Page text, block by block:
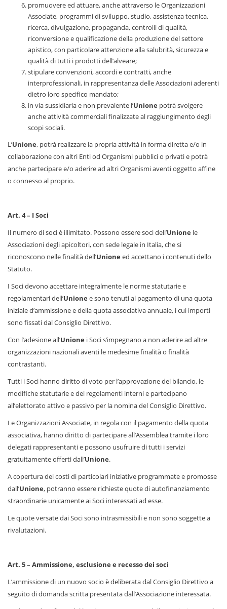
promuovere ed attuare, anche attraverso le Organizzazioni
Associate, programmi di sviluppo, studio, assistenza tecnica,
ricerca, divulgazione, propaganda, controlli di qualità,
riconversione e qualificazione della produzione del settore
apistico, con particolare attenzione alla salubrità, sicurezza e
qualità di tutti i prodotti dell’alveare;
stipulare convenzioni, accordi e contratti, anche
interprofessionali, in rappresentanza delle Associazioni aderenti
dietro loro specifico mandato;
in via sussidiaria e non prevalente l’Unione potrà svolgere
anche attività commerciali finalizzate al raggiungimento degli
scopi sociali.
L’Unione, potrà realizzare la propria attività in forma diretta e/o in
collaborazione con altri Enti od Organismi pubblici o privati e potrà
anche partecipare e/o aderire ad altri Organismi aventi oggetto affine
o connesso al proprio.
Art. 4 – I Soci
Il numero di soci è illimitato. Possono essere soci dell’Unione le
Associazioni degli apicoltori, con sede legale in Italia, che si
riconoscono nelle finalità dell’Unione ed accettano i contenuti dello
Statuto.
I Soci devono accettare integralmente le norme statutarie e
regolamentari dell’Unione e sono tenuti al pagamento di una quota
iniziale d’ammissione e della quota associativa annuale, i cui importi
sono fissati dal Consiglio Direttivo.
Con l’adesione all’Unione i Soci s’impegnano a non aderire ad altre
organizzazioni nazionali aventi le medesime finalità o finalità
contrastanti.
Tutti i Soci hanno diritto di voto per l’approvazione del bilancio, le
modifiche statutarie e dei regolamenti interni e partecipano
all’elettorato attivo e passivo per la nomina del Consiglio Direttivo.
Le Organizzazioni Associate, in regola con il pagamento della quota
associativa, hanno diritto di partecipare all’Assemblea tramite i loro
delegati rappresentanti e possono usufruire di tutti i servizi
gratuitamente offerti dall’Unione.
A copertura dei costi di particolari iniziative programmate e promosse
dall’Unione, potranno essere richieste quote di autofinanziamento
straordinarie unicamente ai Soci interessati ad esse.
Le quote versate dai Soci sono intrasmissibili e non sono soggette a
rivalutazioni.
Art. 5 – Ammissione, esclusione e recesso dei soci
L’ammissione di un nuovo socio è deliberata dal Consiglio Direttivo a
seguito di domanda scritta presentata dall’Associazione interessata.